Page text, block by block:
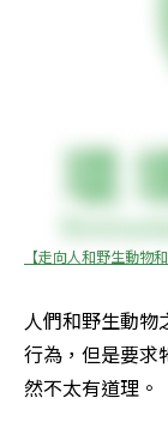
【走向人和野生動物
人們和野生動物
行為，但是要求
然不太有道理。